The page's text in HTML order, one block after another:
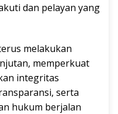
dan pelayan yang
melakukan
memperkuat
integritas
serta
hukum berjalan